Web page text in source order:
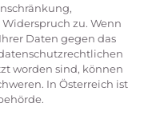
zu. Wenn
Daten gegen das
worden sind, können
In Österreich ist